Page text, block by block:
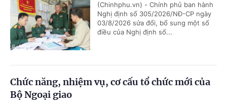
(Chinhphu.vn) - Chính phủ ban hành
Nghị định số 305/2026/NĐ-CP ngày
03/8/2026 sửa đổi, bổ sung một số
điều của Nghị định số...
Chức năng, nhiệm vụ, cơ cấu tổ chức mới của
Bộ Ngoại giao